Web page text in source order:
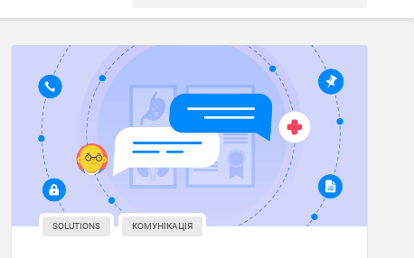
SOLUTIONS КОМУНІКАЦІЯ